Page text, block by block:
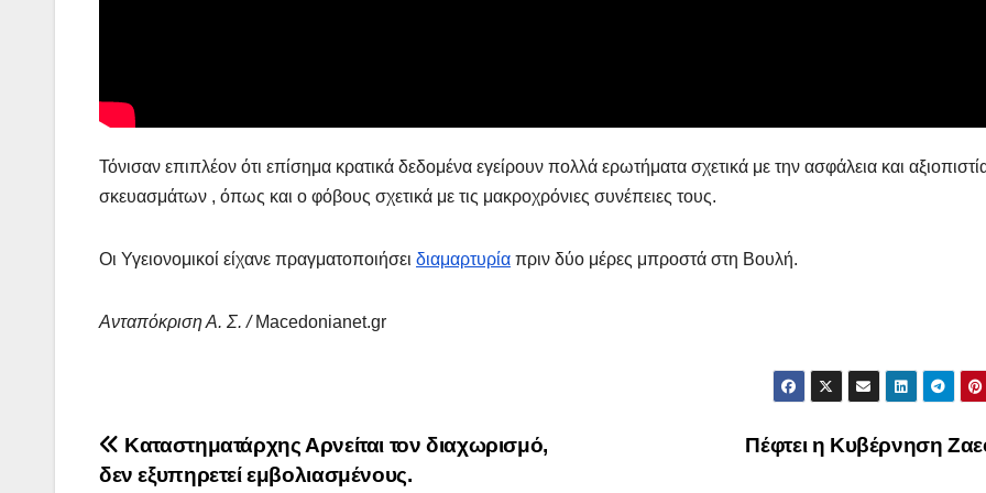
Τόνισαν επιπλέον ότι επίσημα κρατικά δεδομένα εγείρουν πολλά ερωτήματα σχετικά με την ασφάλεια και
σκευασμάτων , όπως και ο φόβους σχετικά με τις μακροχρόνιες συνέπειες τους.
Οι Υγειονομικοί είχανε πραγματοποιήσει διαμαρτυρία πριν δύο μέρες μπροστά στη Βουλή.
Ανταπόκριση Α. Σ. / Macedonianet.gr
Πλοήγηση
Πέφτει η Κυβέρνηση
Καταστηματάρχης Αρνείται τον διαχωρισμό,
δεν εξυπηρετεί εμβολιασμένους.